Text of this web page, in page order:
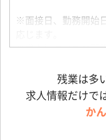
※面接日、勤務開始
※求人についての不
残業は多
求人情報だけで
か